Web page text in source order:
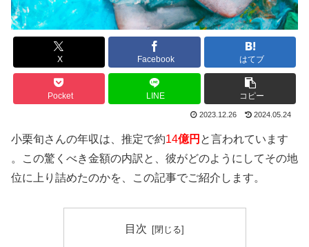
X Facebook はてブ
Pocket LINE コピー
2023.12.26 2024.05.24
小栗旬さんの年収は、推定で約14億円 と言われています
。この驚くべき金額の内訳と、彼がどのようにしてその地
位に上り詰めたのかを、この記事でご紹介します。
目次